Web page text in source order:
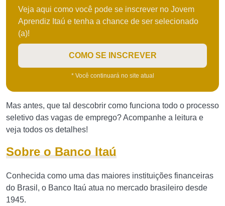
Veja aqui como você pode se inscrever no Jovem
Aprendiz Itaú e tenha a chance de ser selecionado
(a)!
COMO SE INSCREVER
* Você continuará no site atual
Mas antes, que tal descobrir como funciona todo o processo
seletivo das vagas de emprego? Acompanhe a leitura e
veja todos os detalhes!
Sobre o Banco Itaú
Conhecida como uma das maiores instituições financeiras
do Brasil, o Banco Itaú atua no mercado brasileiro desde
1945.